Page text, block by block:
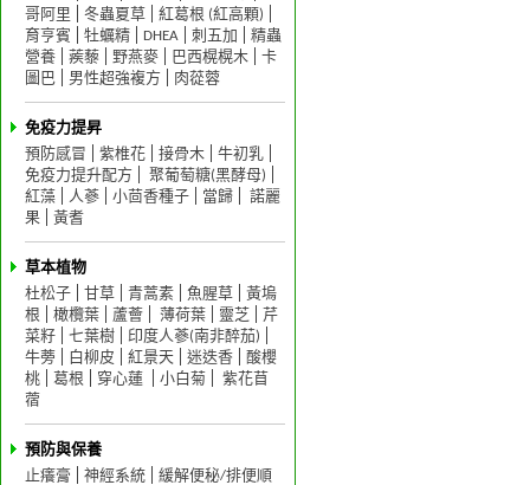
哥阿里
冬蟲夏草
紅葛根 (紅高顆)
育亨賓
牡蠣精 DHEA 刺五加
精蟲
營養
蒺藜 野燕麥 巴西榥榥木
卡
圖巴
男性超強複方 肉蓯蓉
免疫力提昇
預防感冒
紫椎花 接骨木
牛初乳
免疫力提升配方
聚葡萄糖(黑酵母)
紅藻
人蔘 小茴香種子 當歸
諾麗
果
黃耆
草本植物
杜松子
甘草 青蒿素 魚腥草
黃塢
根
橄欖葉 蘆薈 薄荷葉 靈芝
芹
菜籽
七葉樹
印度人蔘(南非醉茄)
牛蒡
白柳皮 紅景天 迷迭香
酸櫻
桃
葛根 穿心蓮 小白菊
紫花苜
蓿
預防與保養
止癢膏
神經系統
緩解便秘/排便順